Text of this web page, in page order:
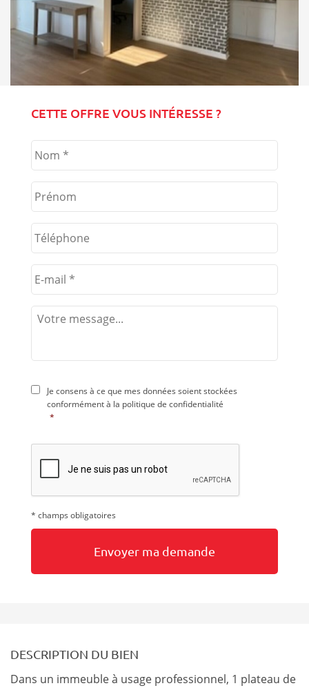
CETTE OFFRE VOUS INTÉRESSE ?
Je consens à ce que mes données soient stockées
conformément à la politique de confidentialité
*
* champs obligatoires
DESCRIPTION DU BIEN
Dans un immeuble à usage professionnel, 1 plateau de